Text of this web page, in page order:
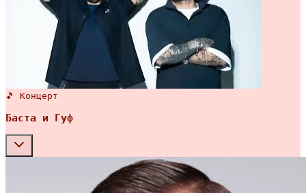
🎵 Концерт
Баста и Гуф